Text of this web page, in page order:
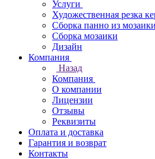
Услуги
Художественная резка
Сборка панно из мозаики
Сборка мозаики
Дизайн
Компания
Назад
Компания
О компании
Лицензии
Отзывы
Реквизиты
Оплата и доставка
Гарантия и возврат
Контакты